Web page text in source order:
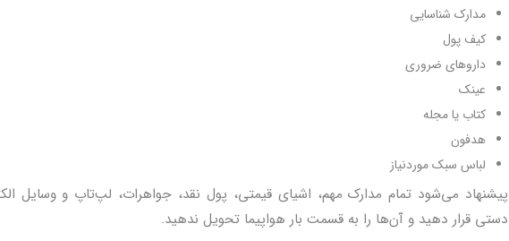
مدارک شناسایی
کیف پول
داروهای ضروری
عینک
کتاب یا مجله
هدفون
لباس سبک موردنیاز
پیشنهاد می‌شود تمام مدارک مهم، اشیای قیمتی، پول نقد، جواهرات، لپ‌تاپ و وسایل
دستی قرار دهید و آن‌ها را به قسمت بار هواپیما تحویل ندهید.